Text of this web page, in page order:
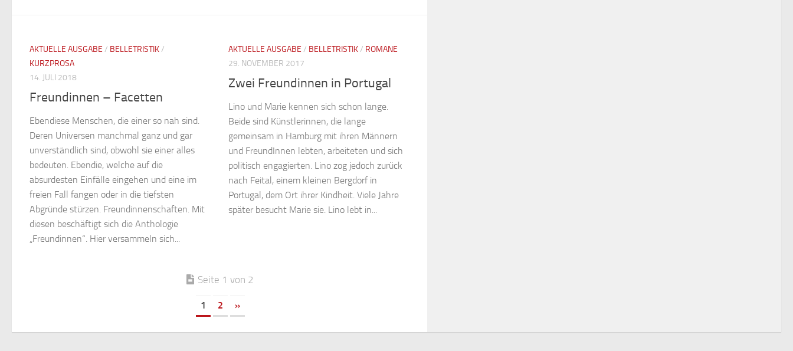
AKTUELLE AUSGABE / BELLETRISTIK/
KURZPROSA
14. JULI 2018
Freundinnen – Facetten
Ebendiese Menschen, die einer so nah sind.
Deren Universen manchmal ganz und gar
unverständlich sind, obwohl sie einer alles
bedeuten. Ebendie, welche auf die
absurdesten Einfälle eingehen und eine im
freien Fall fangen oder in die tiefsten
Abgründe stürzen. Freundinnenschaften. Mit
diesen beschäftigt sich die Anthologie
„Freundinnen“. Hier versammeln sich...
AKTUELLE AUSGABE / BELLETRISTIK/ ROMANE
29. NOVEMBER 2017
Zwei Freundinnen in Portugal
Lino und Marie kennen sich schon lange.
Beide sind Künstlerinnen, die lange
gemeinsam in Hamburg mit ihren Männern
und FreundInnen lebten, arbeiteten und sich
politisch engagierten. Lino zog jedoch zurück
nach Feital, einem kleinen Bergdorf in
Portugal, dem Ort ihrer Kindheit. Viele Jahre
später besucht Marie sie. Lino lebt in...
Seite 1 von 2
1 2 »